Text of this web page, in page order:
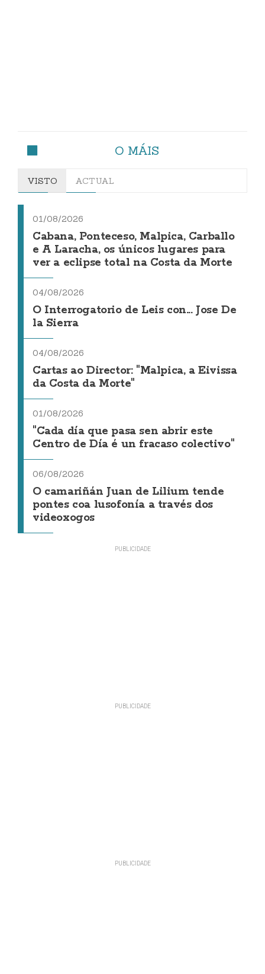
O MÁIS
VISTO ACTUAL
01/08/2026
Cabana, Ponteceso, Malpica, Carballo
e A Laracha, os únicos lugares para
ver a eclipse total na Costa da Morte
04/08/2026
O Interrogatorio de Leis con... Jose De
la Sierra
04/08/2026
Cartas ao Director: "Malpica, a Eivissa
da Costa da Morte"
01/08/2026
"Cada día que pasa sen abrir este
Centro de Día é un fracaso colectivo"
06/08/2026
O camariñán Juan de Lilium tende
pontes coa lusofonía a través dos
videoxogos